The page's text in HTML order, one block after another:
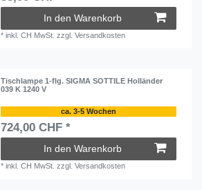
In den Warenkorb
*inkl. CH MwSt. zzgl.Versandkosten
Tischlampe 1-flg. SIGMA SOTTILE Holländer
039 K 1240 V
ca. 3-5 Wochen
724,00 CHF *
In den Warenkorb
*inkl. CH MwSt. zzgl.Versandkosten